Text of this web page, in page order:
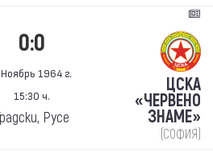
0:0
1964 г.
15:30 ч.
Русе
ЦСКА
«ЧЕРВЕНО
ЗНАМЕ»
(СОФИЯ)